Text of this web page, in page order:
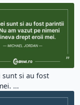
sunt si au fost
...